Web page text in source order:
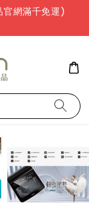
網滿千免運)